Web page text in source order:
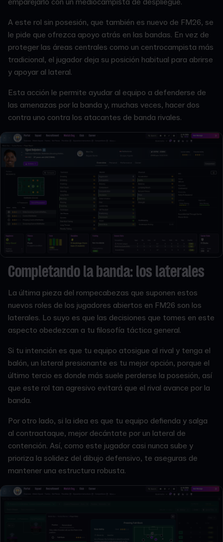
A este rol sin posesión, que también es nuevo de FM26, se
le pide que ofrezca apoyo atrás en las bandas. En vez de
proteger las áreas centrales como un centrocampista más
tradicional, el jugador deja su posición habitual para abrirse
y apoyar al lateral.
Esta acción le permite ayudar al equipo a defenderse de
las amenazas por la banda y, muchas veces, hacer dos
contra uno contra los atacantes de banda rivales.
Completando la banda: los laterales
La última pieza del rompecabezas que suponen estos
nuevos roles de los jugadores abiertos en FM26 son los
laterales. Lo suyo es que las decisiones que tomes en este
aspecto obedezcan a tu filosofía táctica general.
Si tu intención es que tu equipo atosigue al rival y tenga el
balón, un lateral presionante es tu mejor opción, porque el
último tercio es donde más suele perderse la posesión, así
que este rol tan agresivo evitará que el rival avance por la
banda.
Por otro lado, si la idea es que tu equipo defienda y salga
al contraataque, mejor decántate por un lateral de
contención. Así, como este jugador casi nunca sube y
prioriza la solidez del dibujo defensivo, te aseguras de
mantener una estructura robusta.